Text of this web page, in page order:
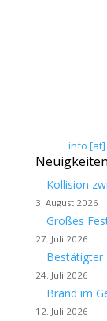
info
Neuigkeiten
Kollision
3. August 2026
Großes
27. Juli 2026
Bestätigter
24. Juli 2026
Brand im
12. Juli 2026